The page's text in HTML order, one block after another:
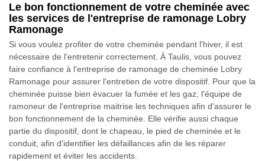
Le bon fonctionnement de votre cheminée avec
les services de l'entreprise de ramonage Lobry
Ramonage
Si vous voulez profiter de votre cheminée pendant l'hiver, il est
nécessaire de l'entretenir correctement. À Taulis, vous pouvez
faire confiance à l'entreprise de ramonage de cheminée Lobry
Ramonage pour assurer l'entretien de votre dispositif. Pour que la
cheminée puisse bien évacuer la fumée et les gaz, l'équipe de
ramoneur de l'entreprise maitrise les techniques afin d'assurer le
bon fonctionnement de la cheminée. Elle vérifie aussi chaque
partie du dispositif, dont le chapeau, le pied de cheminée et le
conduit, afin d'identifier les défaillances afin de les réparer
rapidement et éviter les accidents.